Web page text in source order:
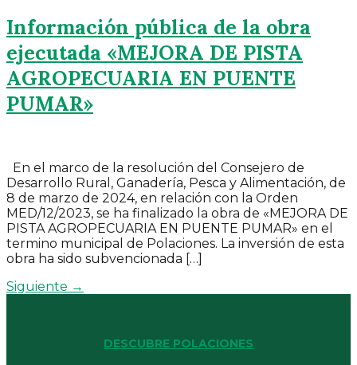
Información pública de la obra
ejecutada «MEJORA DE PISTA
AGROPECUARIA EN PUENTE
PUMAR»
En el marco de la resolución del Consejero de
Desarrollo Rural, Ganadería, Pesca y Alimentación, de
8 de marzo de 2024, en relación con la Orden
MED/12/2023, se ha finalizado la obra de «MEJORA DE
PISTA AGROPECUARIA EN PUENTE PUMAR» en el
termino municipal de Polaciones. La inversión de esta
obra ha sido subvencionada […]
Siguiente →
DESCUBRE POLACIONES